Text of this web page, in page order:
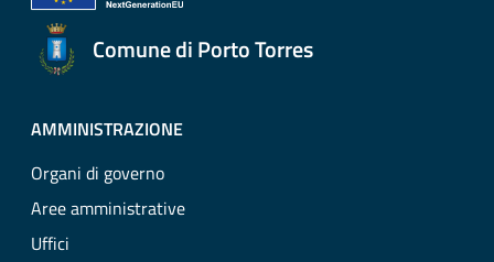
Comune di Porto Torres
AMMINISTRAZIONE
Organi di governo
Aree amministrative
Uffici